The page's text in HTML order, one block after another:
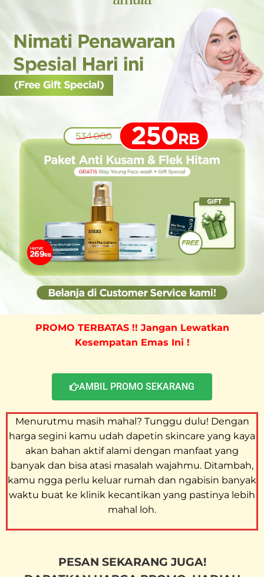
PROMO TERBATAS !! Jangan Lewatkan
Kesempatan Emas Ini !
AMBIL PROMO SEKARANG
Menurutmu masih mahal? Tunggu dulu! Dengan
harga segini kamu udah dapetin skincare yang kaya
akan bahan aktif alami dengan manfaat yang
banyak dan bisa atasi masalah wajahmu. Ditambah,
kamu ngga perlu keluar rumah dan ngabisin banyak
waktu buat ke klinik kecantikan yang pastinya lebih
mahal loh.
PESAN SEKARANG JUGA!